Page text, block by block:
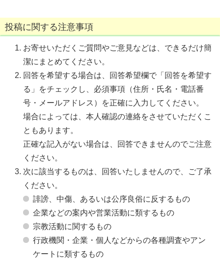
投稿に関する注意事項
お寄せいただくご質問やご意見などは、できるだけ簡
潔にまとめてください。
回答を希望する場合は、回答希望欄で「回答を希望す
る」をチェックし、必須事項（住所・氏名・電話番
号・メールアドレス）を正確に入力してください。
場合によっては、本人確認の連絡をさせていただくこ
ともあります。
正確な記入がない場合は、回答できませんのでご注意
ください。
次に該当するものは、回答いたしませんので、ご了承
ください。
誹謗、中傷、あるいは公序良俗に反するもの
企業などの案内や営業活動に類するもの
宗教活動に関するもの
行政機関・企業・個人などからの各種調査やアン
ケートに類するもの